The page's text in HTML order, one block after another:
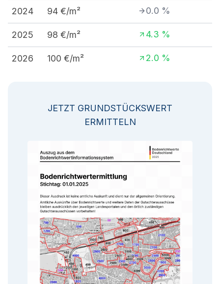
2024 94 €/m² 0.0 %
2025 98 €/m² 4.3 %
2026 100 €/m² 2.0 %
JETZT GRUNDSTÜCKSWERT
ERMITTELN